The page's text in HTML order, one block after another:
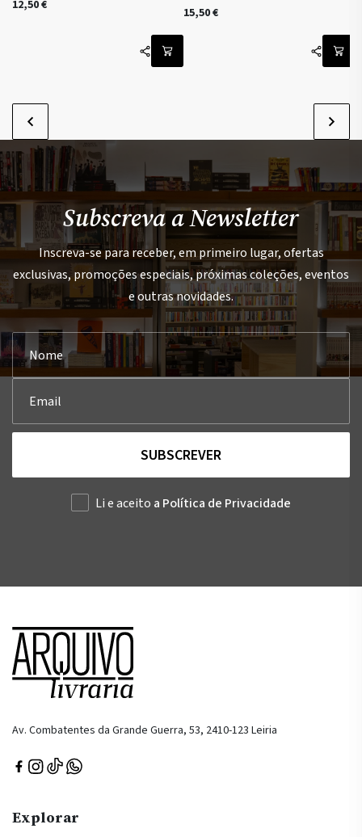
12,50€ 15,50€
Subscreva a Newsletter
Inscreva-se para receber, em primeiro lugar, ofertas
exclusivas, promoções especiais, próximas coleções, eventos
e outras novidades.
SUBSCREVER
Li e aceito a Política de Privacidade
Av. Combatentes da Grande Guerra, 53, 2410-123 Leiria
Explorar